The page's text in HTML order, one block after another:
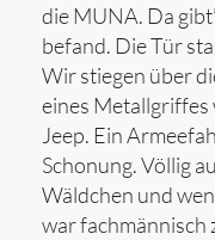
die MUNA. Da
befand. Die Tür
Wir stiegen über
eines Metallgriffes
Jeep. Ein
Schonung. Völlig
Wäldchen und
war fachmännisch